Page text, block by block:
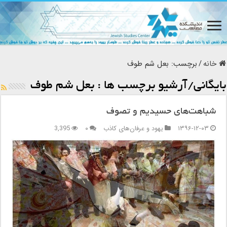
خانه/برچسب: بعل شم طوف
بایگانی/آرشیو برچسب ها :بعل شم طوف
شباهت‌های حسیدیم و تصوف
۱۳۹۶-۱۲-۰۳
یهود و عرفان‌های کاذب ۰ 3,395